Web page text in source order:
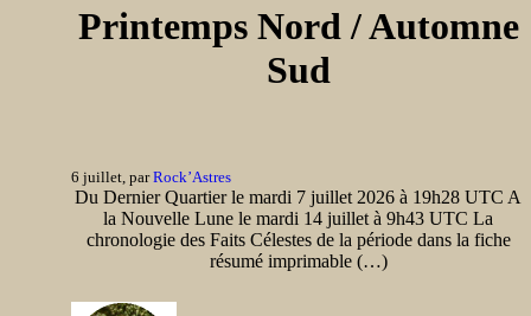
Printemps Nord / Automne
Sud
6 juillet, parRock’Astres
Du Dernier Quartier le mardi 7 juillet 2026 à 19h28 UTC A
la Nouvelle Lune le mardi 14 juillet à 9h43 UTC La
chronologie des Faits Célestes de la période dans la fiche
résumé imprimable (…)